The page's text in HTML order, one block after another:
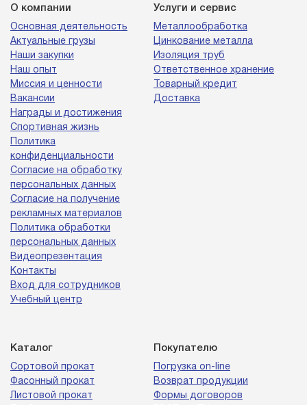
О компании
Основная деятельность
Актуальные грузы
Наши закупки
Наш опыт
Миссия и ценности
Вакансии
Награды и достижения
Спортивная жизнь
Политика
конфиденциальности
Согласие на обработку
персональных данных
Согласие на получение
рекламных материалов
Политика обработки
персональных данных
Видеопрезентация
Контакты
Вход для сотрудников
Учебный центр
Услуги и сервис
Металлообработка
Цинкование металла
Изоляция труб
Ответственное хранение
Товарный кредит
Доставка
Каталог
Сортовой прокат
Фасонный прокат
Листовой прокат
Покупателю
Погрузка on-line
Возврат продукции
Формы договоров